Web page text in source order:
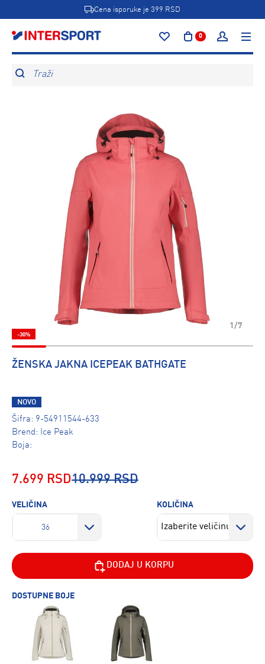
Cena isporuke je 399 RSD
0
Traži
1/7
-30%
ŽENSKA JAKNA ICEPEAK BATHGATE
NOVO
Šifra: 9-54911544-633
Brend: Ice Peak
Boja:
7.699 RSD10.999 RSD
VELIČINA
36
KOLIČINA
DODAJ U KORPU
DOSTUPNE BOJE